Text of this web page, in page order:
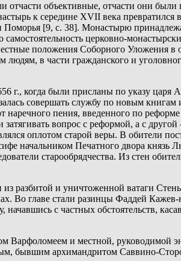
объективные, отчасти они
к середине XVII века превратился в
[9, с. 38]. Монастырю
церковно-
положения Соборного Уложения в
в части гражданского и
г., когда были присланы по указу
совершать службу по новым
пения, введенного по
вопрос с реформой, а с
оплотом старой веры. В обители
начальником Печатного двора князь
старообрядчества. Из стен
разбитой и уничтоженной ватаги
Во главе стали разинцы Фаддей
с частных обстоятельств,
Варфоломеем и местной,
бывшим архимандритом Саввино-